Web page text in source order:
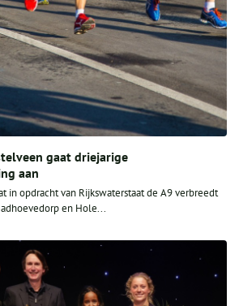
gaat driejarige
aan
in opdracht van Rijkswaterstaat de A9 verbreedt
en Hole...